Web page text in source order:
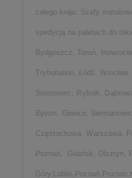
całego kraju. Szafy
spedycją na paletach do
Bydgoszcz, Toruń,
Trybunalski, Łódź,
Sosnowiec, Rybnik,
Bytom, Gliwice,
Częstochowa, Warszawa,
Poznań, Gdańsk, Olsztyn,